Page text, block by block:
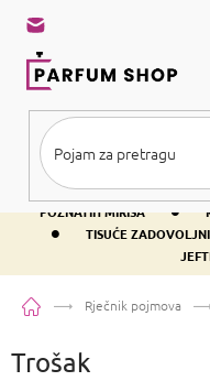
sadržaj
BESPLATNA DOSTAVA
POZNATIH MIRISA
•
• TISUĆE
PočetnaRječnik pojmova
Trošak